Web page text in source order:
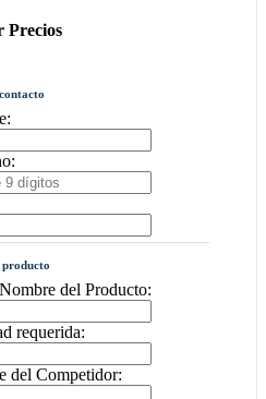
Precios
producto
del Producto:
requerida:
del Competidor: